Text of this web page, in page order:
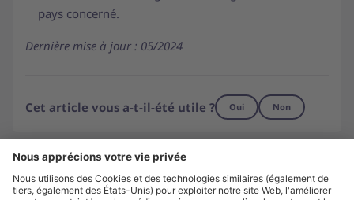
pays concerné.
Dernière mise à jour : 05/2024
Cet article vous a-t-il-été utile ? Oui Non
Besoin d'une assistance supplémentaire ?